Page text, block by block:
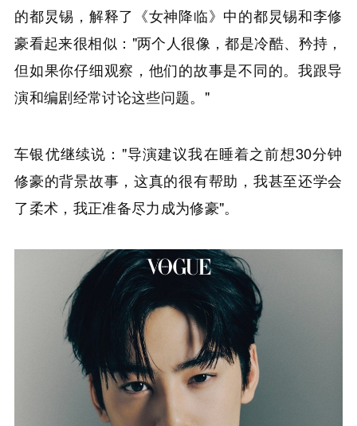
的都炅锡，解释了《女神降临》中的都炅锡和李修
豪看起来很相似："两个人很像，都是冷酷、矜持，
但如果你仔细观察，他们的故事是不同的。我跟导
演和编剧经常讨论这些问题。"
车银优继续说："导演建议我在睡着之前想30分钟
修豪的背景故事，这真的很有帮助，我甚至还学会
了柔术，我正准备尽力成为修豪"。